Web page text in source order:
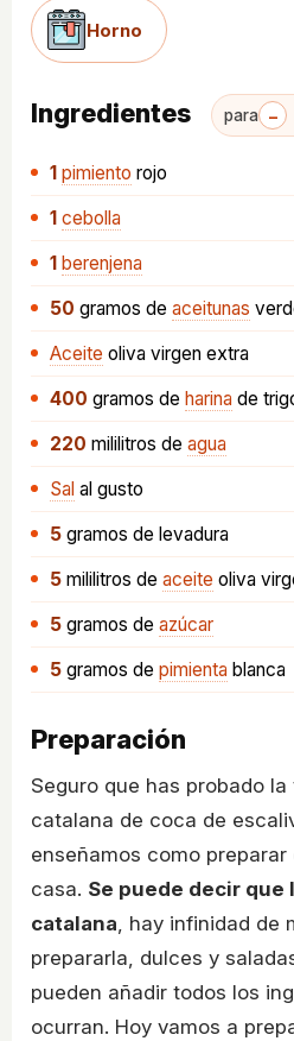
Horno
Ingredientes para −
1 pimiento rojo
1 cebolla
1 berenjena
50 gramos de aceitunas
Aceite oliva virgen extra
400 gramos de harina de
220 mililitros de agua
Sal al gusto
5 gramos de levadura
5 mililitros de aceite oliva
5 gramos de azúcar
5 gramos de pimienta blanca
Preparación
Seguro que has probado
catalana de coca de
enseñamos como
casa. Se puede decir que
catalana, hay infinidad de
prepararla, dulces y
pueden añadir todos los
ocurran. Hoy vamos a